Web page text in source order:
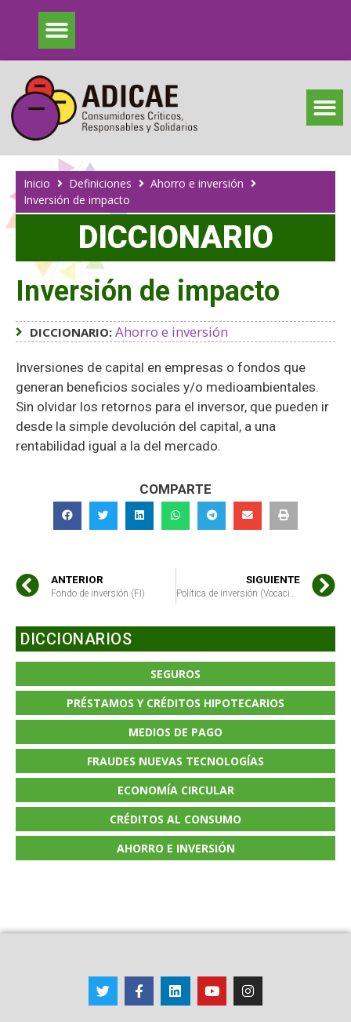
Inicio Definiciones
Ahorro e inversión
Inversión de impacto
DICCIONARIO
Inversión de impacto
DICCIONARIO: Ahorro e inversión
Inversiones de capital en empresas o fondos que
generan beneficios sociales y/o medioambientales.
Sin olvidar los retornos para el inversor, que pueden ir
desde la simple devolución del capital, a una
rentabilidad igual a la del mercado.
COMPARTE
ANTERIOR
Fondo de inversión (FI)
SIGUIENTE
DICCIONARIOS
SEGUROS
PRÉSTAMOS Y CRÉDITOS HIPOTECARIOS
MEDIOS DE PAGO
FRAUDES NUEVAS TECNOLOGÍAS
ECONOMÍA CIRCULAR
CRÉDITOS AL CONSUMO
AHORRO E INVERSIÓN